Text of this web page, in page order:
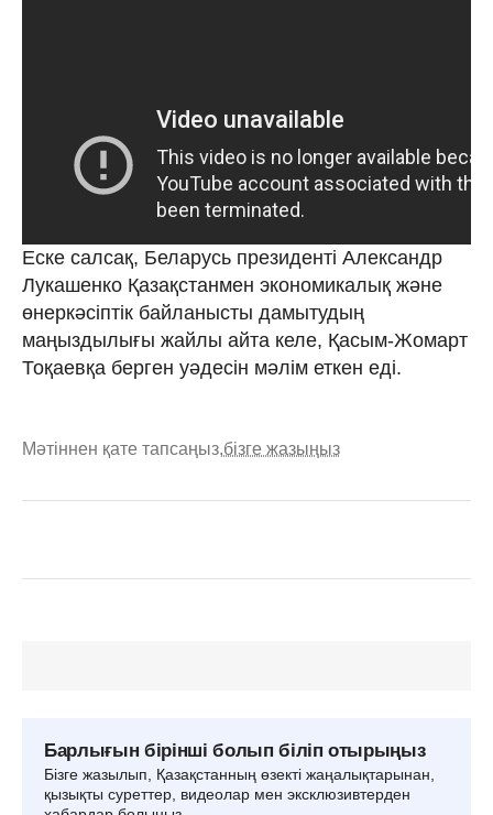
Еске салсақ, Беларусь президенті Александр
Лукашенко Қазақстанмен экономикалық және
өнеркәсіптік байланысты дамытудың
маңыздылығы жайлы айта келе, Қасым-Жомарт
Тоқаевқа берген уәдесін мәлім еткен еді.
Мәтіннен қате тапсаңыз,бізге жазыңыз
Барлығын бірінші болып біліп отырыңыз
Бізге жазылып, Қазақстанның өзекті жаңалықтарынан,
қызықты суреттер, видеолар мен эксклюзивтерден